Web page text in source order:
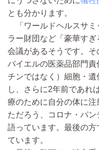
とも分かります。
「ワールドヘルスサミ
ラー財団など「豪華す
会議があるそうです。そ
バイエルの医薬品部門
チンではなく）細胞・
し、さらに2年前であれ
療のために自分の体に
ただろう、コロナ・パ
語っています。最後の
ています。